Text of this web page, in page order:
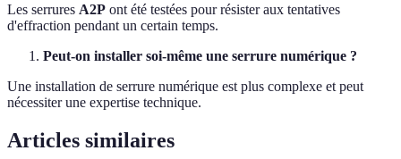
Les serrures A2P ont été testées pour résister aux tentatives
d'effraction pendant un certain temps.
Peut-on installer soi-même une serrure numérique ?
Une installation de serrure numérique est plus complexe et peut
nécessiter une expertise technique.
Articles similaires